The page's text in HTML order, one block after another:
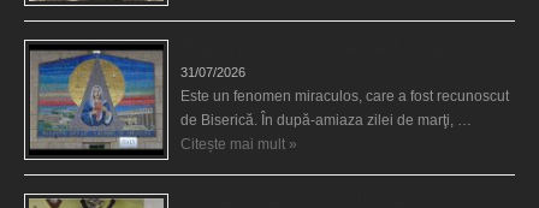
31/07/2026
Este un fenomen miraculos, care a fost recunoscut
de Biserică. În după-amiaza zilei de marţi, …
Citește mai mult »